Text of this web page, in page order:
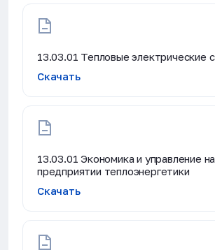
13.03.01 Тепловые электрические
Скачать
13.03.01 Экономика и управление на
предприятии теплоэнергетики
Скачать